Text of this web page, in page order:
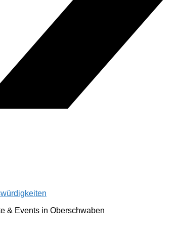
& Events in Oberschwaben